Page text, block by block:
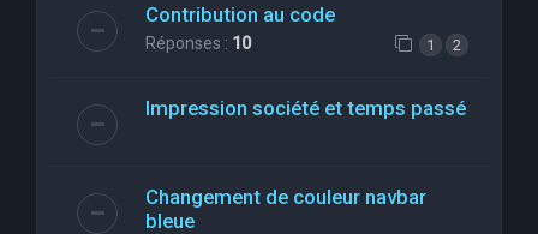
Contribution au code
Réponses : 10 1 2
Impression société et temps passé
Changement de couleur navbar
bleue